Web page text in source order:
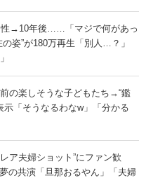
性→10年後……「マジで何があっ
姿”が180万再生「別人…？」
の楽しそうな子どもたち→“鑑
示「そうなるわなw」「分かる
ア夫婦ショット”にファン歓
の共演「旦那おるやん」「夫婦